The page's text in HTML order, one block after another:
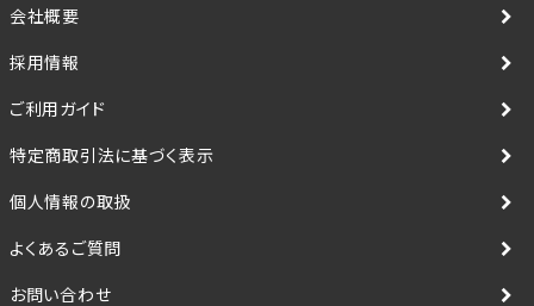
会社概要
採用情報
ご利用ガイド
特定商取引法に基づく表示
個人情報の取扱
よくあるご質問
お問い合わせ